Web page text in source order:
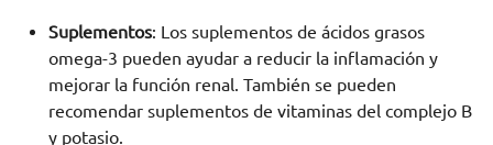
Suplementos: Los suplementos de ácidos grasos
omega-3 pueden ayudar a reducir la inflamación y
mejorar la función renal. También se pueden
recomendar suplementos de vitaminas del complejo B
y potasio.